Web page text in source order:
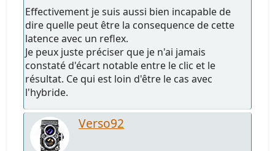
Effectivement je suis aussi bien incapable de
dire quelle peut être la consequence de cette
latence avec un reflex.
Je peux juste préciser que je n'ai jamais
constaté d'écart notable entre le clic et le
résultat. Ce qui est loin d'être le cas avec
l'hybride.
Verso92